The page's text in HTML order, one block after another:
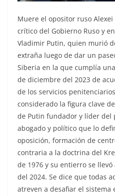
Muere el opositor ruso
crítico del Gobierno Ruso y
Vladimir Putin, quien murió
extraña luego de dar un
Siberia en la que cumplía
de diciembre del 2023 de
de los servicios
considerado la figura clave
de Putin fundador y líder del
abogado y político que lo
oposición, formación de
contraria a la doctrina del
de 1976 y su entierro se
del 2024. Se dice que todas
atreven a desafiar el sistema